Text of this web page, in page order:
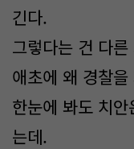
긴다.
그렇다는 건 다
애초에 왜 경찰
한눈에 봐도 치
는데.